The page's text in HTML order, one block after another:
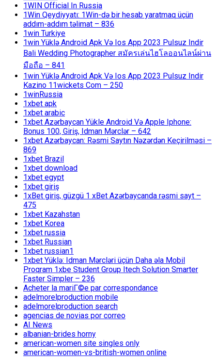
1WIN Official In Russia
1Win Qeydiyyatı: 1Win-də bir hesab yaratmaq üçün
addım-addım təlimat – 836
1win Turkiye
1win Yüklə Android Apk Və Ios App 2023 Pulsuz Indir
Bali Wedding Photographer สมัครเล่นไฮโลออนไลน์ผ่าน
มือถือ – 841
1win Yüklə Android Apk Və Ios App 2023 Pulsuz Indir
Kazino 11wickets Com – 250
1winRussia
1xbet apk
1xbet arabic
1xbet Azərbaycan Yükle Android Və Apple Iphone:
Bonus 100, Giriş, Idman Mərclər – 642
1xbet Azərbaycan: Rəsmi Saytın Nəzərdən Keçirilməsi –
869
1xbet Brazil
1xbet download
1xbet egypt
1xbet giriş
1xBet giriş, güzgü 1 xBet Azərbaycanda rəsmi sayt –
475
1xbet Kazahstan
1xbet Korea
1xbet russia
1xbet Russian
1xbet russian1
1xbet Yüklə: Idman Mərcləri üçün Daha əla Mobil
Proqram 1xbe Student Group Itech Solution Smarter
Faster Simpler – 236
Acheter la mariГ©e par correspondance
adelmorelproduction mobile
adelmorelproduction search
agencias de novias por correo
AI News
albanian-brides horny
american-women site singles only
american-women-vs-british-women online